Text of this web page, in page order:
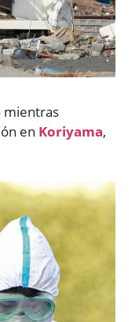
mientras
en Koriyama,